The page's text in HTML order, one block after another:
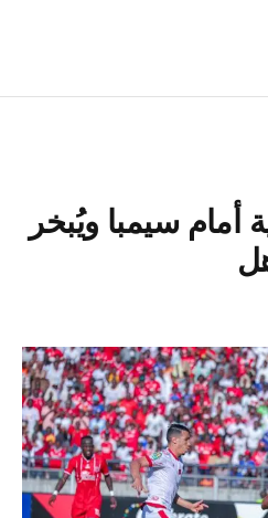
أمام سيمبا ويُبخر